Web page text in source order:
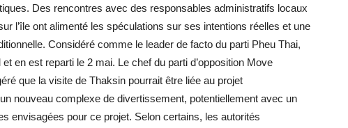
Des rencontres avec des responsables administratifs locaux
l’île ont alimenté les spéculations sur ses intentions réelles et une
Considéré comme le leader de facto du parti Pheu Thai,
en est reparti le 2 mai. Le chef du parti d’opposition Move
que la visite de Thaksin pourrait être liée au projet
nouveau complexe de divertissement, potentiellement avec un
envisagées pour ce projet. Selon certains, les autorités